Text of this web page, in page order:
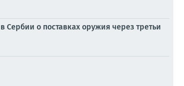
о поставках оружия через третьи